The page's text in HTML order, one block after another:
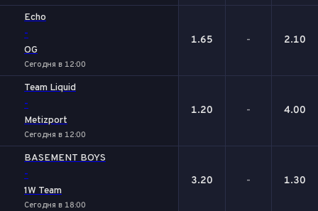
Echo
-
OG
Сегодня в 12:00
1.65 - 2.10
Team Liquid
-
Metizport
Сегодня в 12:00
1.20 - 4.00
BASEMENT BOYS
-
1W Team
Сегодня в 18:00
3.20 - 1.30